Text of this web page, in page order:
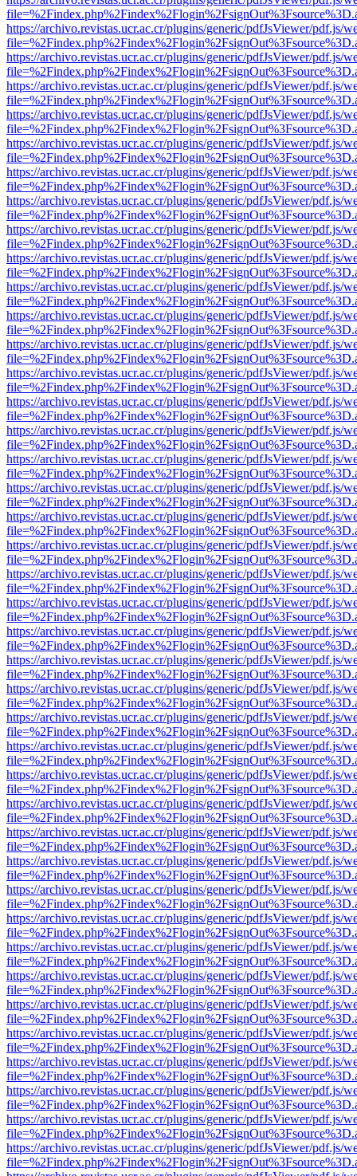
https://archivo.revistas.ucr.ac.cr/plugins/generic/pdfJsViewer/pdf.js/
https://archivo.revistas.ucr.ac.cr/plugins/generic/pdfJsViewer/pdf.js/
https://archivo.revistas.ucr.ac.cr/plugins/generic/pdfJsViewer/pdf.js/
https://archivo.revistas.ucr.ac.cr/plugins/generic/pdfJsViewer/pdf.js/
https://archivo.revistas.ucr.ac.cr/plugins/generic/pdfJsViewer/pdf.js/
https://archivo.revistas.ucr.ac.cr/plugins/generic/pdfJsViewer/pdf.js/
https://archivo.revistas.ucr.ac.cr/plugins/generic/pdfJsViewer/pdf.js/
https://archivo.revistas.ucr.ac.cr/plugins/generic/pdfJsViewer/pdf.js/
https://archivo.revistas.ucr.ac.cr/plugins/generic/pdfJsViewer/pdf.js/
https://archivo.revistas.ucr.ac.cr/plugins/generic/pdfJsViewer/pdf.js/
https://archivo.revistas.ucr.ac.cr/plugins/generic/pdfJsViewer/pdf.js/
https://archivo.revistas.ucr.ac.cr/plugins/generic/pdfJsViewer/pdf.js/
https://archivo.revistas.ucr.ac.cr/plugins/generic/pdfJsViewer/pdf.js/
https://archivo.revistas.ucr.ac.cr/plugins/generic/pdfJsViewer/pdf.js/
https://archivo.revistas.ucr.ac.cr/plugins/generic/pdfJsViewer/pdf.js/
https://archivo.revistas.ucr.ac.cr/plugins/generic/pdfJsViewer/pdf.js/
https://archivo.revistas.ucr.ac.cr/plugins/generic/pdfJsViewer/pdf.js/
https://archivo.revistas.ucr.ac.cr/plugins/generic/pdfJsViewer/pdf.js/
https://archivo.revistas.ucr.ac.cr/plugins/generic/pdfJsViewer/pdf.js/
https://archivo.revistas.ucr.ac.cr/plugins/generic/pdfJsViewer/pdf.js/
https://archivo.revistas.ucr.ac.cr/plugins/generic/pdfJsViewer/pdf.js/
https://archivo.revistas.ucr.ac.cr/plugins/generic/pdfJsViewer/pdf.js/
https://archivo.revistas.ucr.ac.cr/plugins/generic/pdfJsViewer/pdf.js/
https://archivo.revistas.ucr.ac.cr/plugins/generic/pdfJsViewer/pdf.js/
https://archivo.revistas.ucr.ac.cr/plugins/generic/pdfJsViewer/pdf.js/
https://archivo.revistas.ucr.ac.cr/plugins/generic/pdfJsViewer/pdf.js/
https://archivo.revistas.ucr.ac.cr/plugins/generic/pdfJsViewer/pdf.js/
https://archivo.revistas.ucr.ac.cr/plugins/generic/pdfJsViewer/pdf.js/
https://archivo.revistas.ucr.ac.cr/plugins/generic/pdfJsViewer/pdf.js/
https://archivo.revistas.ucr.ac.cr/plugins/generic/pdfJsViewer/pdf.js/
https://archivo.revistas.ucr.ac.cr/plugins/generic/pdfJsViewer/pdf.js/
https://archivo.revistas.ucr.ac.cr/plugins/generic/pdfJsViewer/pdf.js/
https://archivo.revistas.ucr.ac.cr/plugins/generic/pdfJsViewer/pdf.js/
https://archivo.revistas.ucr.ac.cr/plugins/generic/pdfJsViewer/pdf.js/
https://archivo.revistas.ucr.ac.cr/plugins/generic/pdfJsViewer/pdf.js/
https://archivo.revistas.ucr.ac.cr/plugins/generic/pdfJsViewer/pdf.js/
https://archivo.revistas.ucr.ac.cr/plugins/generic/pdfJsViewer/pdf.js/
https://archivo.revistas.ucr.ac.cr/plugins/generic/pdfJsViewer/pdf.js/
https://archivo.revistas.ucr.ac.cr/plugins/generic/pdfJsViewer/pdf.js/
https://archivo.revistas.ucr.ac.cr/plugins/generic/pdfJsViewer/pdf.js/